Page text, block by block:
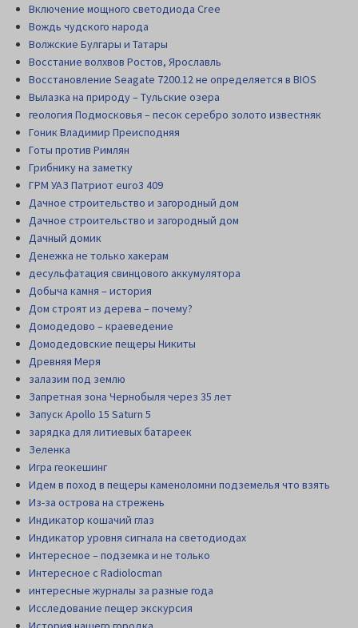
Включение мощного светодиода Cree
Вождь чудского народа
Волжские Булгары и Татары
Восстание волхвов Ростов, Ярославль
Восстановление Seagate 7200.12 не определяется в BIOS
Вылазка на природу – Тульские озера
геология Подмосковья – песок серебро золото известняк
Гоник Владимир Преисподняя
Готы против Римлян
Грибнику на заметку
ГРМ УАЗ Патриот euro3 409
Дачное строительство и загородный дом
Дачное строительство и загородный дом
Дачный домик
Денежка не только хакерам
десульфатация свинцового аккумулятора
Добыча камня – история
Дом строят из дерева – почему?
Домодедово – краеведение
Домодедовские пещеры Никиты
Древняя Меря
залазим под землю
Запретная зона Чернобыля через 35 лет
Запуск Apollo 15 Saturn 5
зарядка для литиевых батареек
Зеленка
Игра геокешинг
Идем в поход в пещеры каменоломни подземелья что взять
Из-за острова на стрежень
Индикатор кошачий глаз
Индикатор уровня сигнала на светодиодах
Интересное – подземка и не только
Интересное с Radiolocman
интересные журналы за разные года
Исследование пещер экскурсия